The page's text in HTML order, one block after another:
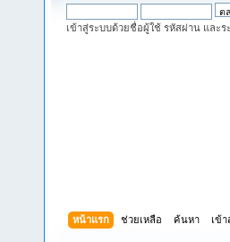
เข้าสู่ระบบด้วยชื่อผู้ใช้ รหัสผ่าน และร
หน้าแรก ช่วยเหลือ ค้นหา เข้